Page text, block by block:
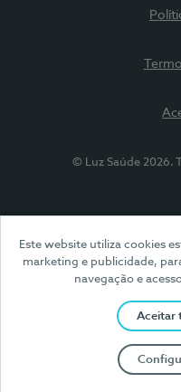
Este website utiliza cookies
marketing e publicidade,
navegação e
Aceitar
© Luz Saúde 2026.